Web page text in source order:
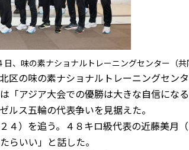
、味の素ナショナルトレーニングセンター（共
区の味の素ナショナルトレーニングセン
「アジア大会での優勝は大きな自信にな
ルス五輪の代表争いを見据えた。
４）を追う。４８キロ級代表の近藤美月
らいい」と話した。